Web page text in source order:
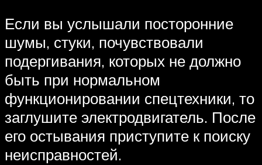
Если вы услышали посторонние
шумы, стуки, почувствовали
подергивания, которых не должно
быть при нормальном
функционировании спецтехники, то
заглушите электродвигатель. После
его остывания приступите к поиску
неисправностей.